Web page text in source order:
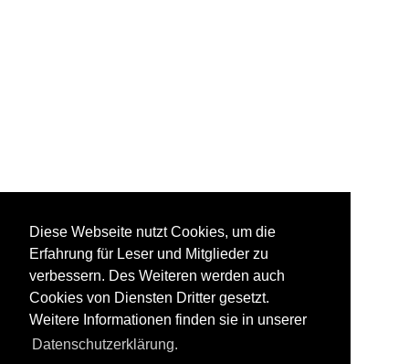
Diese Webseite nutzt Cookies, um die
Erfahrung für Leser und Mitglieder zu
verbessern. Des Weiteren werden auch
Cookies von Diensten Dritter gesetzt.
Weitere Informationen finden sie in unserer
Datenschutzerklärung.